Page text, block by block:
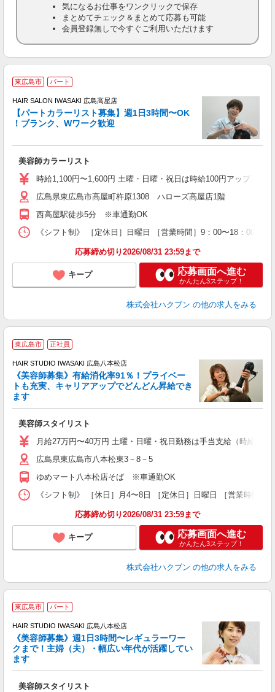
気になるお仕事をワンクリックで保存
まとめてチェック＆まとめて応募も可能
会員登録無しで今すぐご利用いただけます
東広島市 パート
HAIR SALON IWASAKI 広島高屋店
【パートカラーリスト募集】週1日3時間〜OK
！ブランク、Wワーク歓迎
美容師カラーリスト
時給1,100円〜1,600円 土曜・日曜・祝日は時給100円アップ ※資
広島県東広島市高屋町杵原1308 ハローズ高屋店1階
西高屋駅徒歩5分 ※車通勤OK
《シフト制》 ［定休日］日曜日 ［営業時間］9：00〜18：00
応募締め切り2026/08/31 23:59まで
キープ 応募画面へ進む
かんたん3ステップ！
株式会社ハクブン の他の求人をみる
東広島市 正社員
HAIR STUDIO IWASAKI 広島八本松店
《美容師募集》有給消化率91％！プライベー
トも充実、キャリアアップでどんどん昇給でき
ます
美容師スタイリスト
月給27万円〜40万円 土曜・日曜・祝日勤務は手当支給（時給換
広島県東広島市八本松東3－8－5
ゆめマート八本松店そば ※車通勤OK
《シフト制》 ［休日］月4〜8日 ［定休日］日曜日 ［営業時
応募締め切り2026/08/31 23:59まで
キープ 応募画面へ進む
かんたん3ステップ！
株式会社ハクブン の他の求人をみる
東広島市 パート
HAIR STUDIO IWASAKI 広島八本松店
《美容師募集》週1日3時間〜レギュラーワー
クまで！主婦（夫）・幅広い年代が活躍してい
ます
美容師スタイリスト